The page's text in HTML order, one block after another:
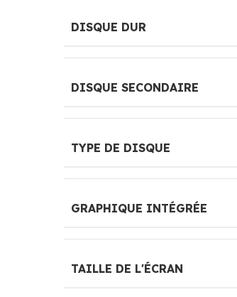
DISQUE DUR
DISQUE SECONDAIRE
TYPE DE DISQUE
GRAPHIQUE INTÉGRÉE
TAILLE DE L'ÉCRAN